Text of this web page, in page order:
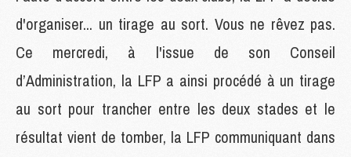
d'organiser... un tirage au sort. Vous ne rêvez pas.
Ce mercredi, à l'issue de son Conseil
d’Administration, la LFP a ainsi procédé à un tirage
au sort pour trancher entre les deux stades et le
résultat vient de tomber, la LFP communiquant dans